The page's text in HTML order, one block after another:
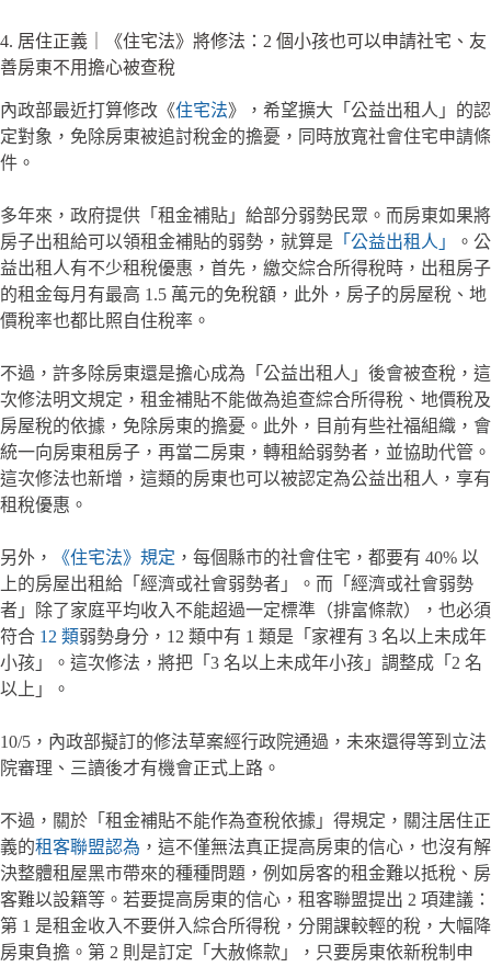
4. 居住正義｜《住宅法》將修法：2 個小孩也可以申請社宅、友
善房東不用擔心被查稅
內政部最近打算修改《住宅法》，希望擴大「公益出租人」的認
定對象，免除房東被追討稅金的擔憂，同時放寬社會住宅申請條
件。
多年來，政府提供「租金補貼」給部分弱勢民眾。而房東如果將
房子出租給可以領租金補貼的弱勢，就算是 「公益出租人」
。公
益出租人有不少租稅優惠，首先，繳交綜合所得稅時，出租房子
的租金每月有最高 1.5 萬元的免稅額，此外，房子的房屋稅、地
價稅率也都比照自住稅率。
不過，許多除房東還是擔心成為「公益出租人」後會被查稅，這
次修法明文規定，租金補貼不能做為追查綜合所得稅、地價稅及
房屋稅的依據，免除房東的擔憂。此外，目前有些社福組織，會
統一向房東租房子，再當二房東，轉租給弱勢者，並協助代管。
這次修法也新增，這類的房東也可以被認定為公益出租人，享有
租稅優惠。
另外， 《住宅法》規定 ，每個縣市的社會住宅，都要有 40% 以
上的房屋出租給「經濟或社會弱勢者」。而「經濟或社會弱勢
者」除了家庭平均收入不能超過一定標準（排富條款），也必須
符合 12 類弱勢身分，12 類中有 1 類是「家裡有 3 名以上未成年
小孩」。這次修法，將把「3 名以上未成年小孩」調整成「2 名
以上」。
10/5，內政部擬訂的修法草案經行政院通過，未來還得等到立法
院審理、三讀後才有機會正式上路。
不過，關於「租金補貼不能作為查稅依據」得規定，關注居住正
義的租客聯盟認為 ，這不僅無法真正提高房東的信心，也沒有解
決整體租屋黑市帶來的種種問題，例如房客的租金難以抵稅、房
客難以設籍等。若要提高房東的信心，租客聯盟提出 2 項建議：
第 1 是租金收入不要併入綜合所得稅，分開課較輕的稅，大幅降
房東負擔。第 2 則是訂定「大赦條款」，只要房東依新稅制申